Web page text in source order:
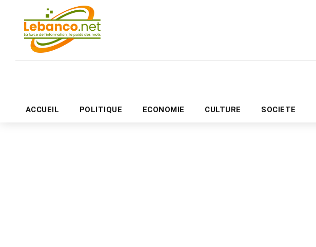
ACCUEIL POLITIQUE ECONOMIE CULTURE SOCIETE